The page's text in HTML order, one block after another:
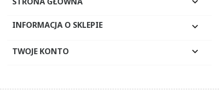
INFORMACJA O SKLEPIE 
TWOJE KONTO 